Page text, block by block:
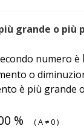
grande o più
numero è
o
è più grande
% (A ≠0)